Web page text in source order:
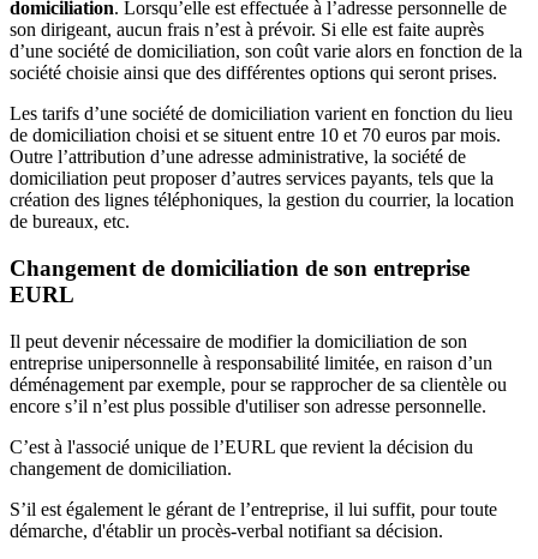
domiciliation. Lorsqu’elle est effectuée à l’adresse personnelle de
son dirigeant, aucun frais n’est à prévoir. Si elle est faite auprès
d’une société de domiciliation, son coût varie alors en fonction de la
société choisie ainsi que des différentes options qui seront prises.
Les tarifs d’une société de domiciliation varient en fonction du lieu
de domiciliation choisi et se situent entre 10 et 70 euros par mois.
Outre l’attribution d’une adresse administrative, la société de
domiciliation peut proposer d’autres services payants, tels que la
création des lignes téléphoniques, la gestion du courrier, la location
de bureaux, etc.
Changement de domiciliation de son entreprise
EURL
Il peut devenir nécessaire de modifier la domiciliation de son
entreprise unipersonnelle à responsabilité limitée, en raison d’un
déménagement par exemple, pour se rapprocher de sa clientèle ou
encore s’il n’est plus possible d'utiliser son adresse personnelle.
C’est à l'associé unique de l’EURL que revient la décision du
changement de domiciliation.
S’il est également le gérant de l’entreprise, il lui suffit, pour toute
démarche, d'établir un procès-verbal notifiant sa décision.